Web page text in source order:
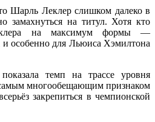
Шарль Леклер слишком далеко в
замахнуться на титул. Хотя кто
на максимум формы —
особенно для Льюиса Хэмилтона
темп на трассе уровня
многообещающим признаком
закрепиться в чемпионской